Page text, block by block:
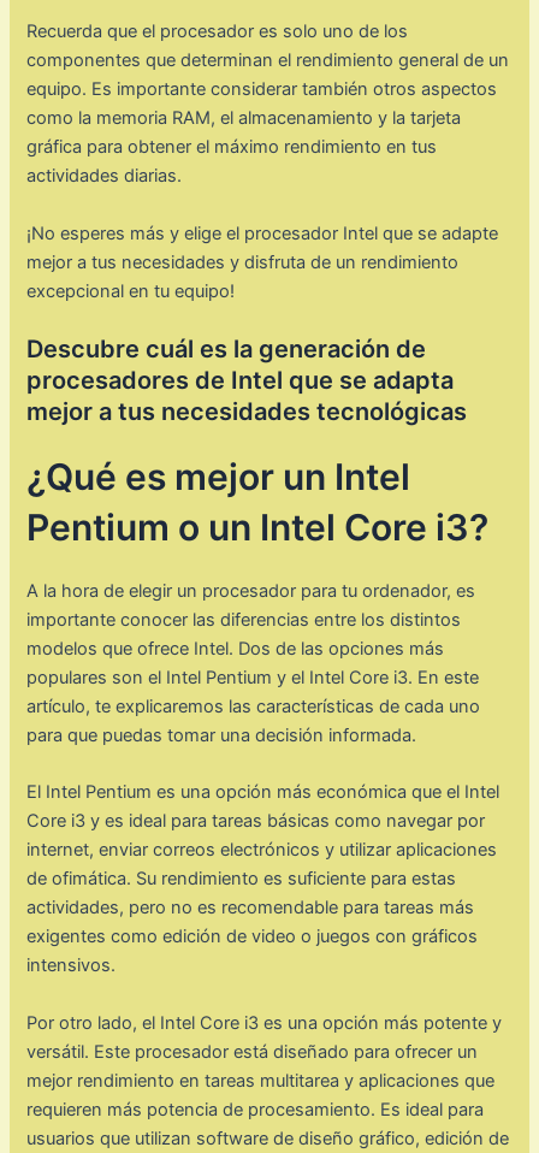
Recuerda que el procesador es solo uno de los
componentes que determinan el rendimiento general de un
equipo. Es importante considerar también otros aspectos
como la memoria RAM, el almacenamiento y la tarjeta
gráfica para obtener el máximo rendimiento en tus
actividades diarias.
¡No esperes más y elige el procesador Intel que se adapte
mejor a tus necesidades y disfruta de un rendimiento
excepcional en tu equipo!
Descubre cuál es la generación de
procesadores de Intel que se adapta
mejor a tus necesidades tecnológicas
¿Qué es mejor un Intel
Pentium o un Intel Core i3?
A la hora de elegir un procesador para tu ordenador, es
importante conocer las diferencias entre los distintos
modelos que ofrece Intel. Dos de las opciones más
populares son el Intel Pentium y el Intel Core i3. En este
artículo, te explicaremos las características de cada uno
para que puedas tomar una decisión informada.
El Intel Pentium es una opción más económica que el Intel
Core i3 y es ideal para tareas básicas como navegar por
internet, enviar correos electrónicos y utilizar aplicaciones
de ofimática. Su rendimiento es suficiente para estas
actividades, pero no es recomendable para tareas más
exigentes como edición de video o juegos con gráficos
intensivos.
Por otro lado, el Intel Core i3 es una opción más potente y
versátil. Este procesador está diseñado para ofrecer un
mejor rendimiento en tareas multitarea y aplicaciones que
requieren más potencia de procesamiento. Es ideal para
usuarios que utilizan software de diseño gráfico, edición de